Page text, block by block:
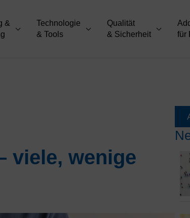
&
Technologie
& Tools
Qualität
& Sicherheit
für
viele, wenige